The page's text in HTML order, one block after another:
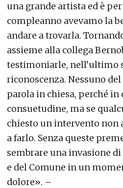
una grande artista ed è
compleanno avevamo la
andare a trovarla.
assieme alla collega
testimoniarle, nell’ultimo
riconoscenza. Nessuno
parola in chiesa, perché in
consuetudine, ma se
chiesto un intervento non
a farlo. Senza queste
sembrare una invasione
e del Comune in un
dolore». –